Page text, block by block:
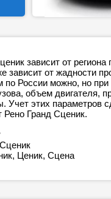
зависит от
зависит от жадности
России можно, но при
объем двигателя,
Учет этих параметров
Рено Гранд Сценик.
Ценик, Сцена